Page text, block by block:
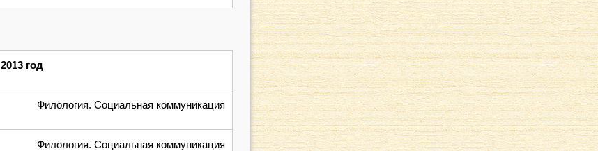
2013 год
Филология. Социальная коммуникация
Филология. Социальная коммуникация